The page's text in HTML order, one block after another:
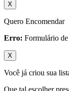
X
Quero Encomendar
Erro: Formulário
X
Você já criou sua